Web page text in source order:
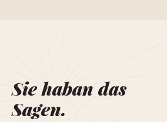
Sie haban das
Sagen.